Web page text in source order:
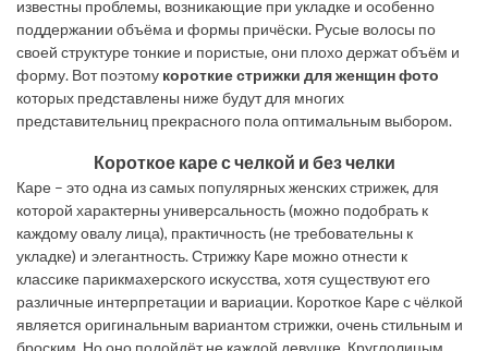
известны проблемы, возникающие при укладке и особенно
поддержании объёма и формы причёски. Русые волосы по
своей структуре тонкие и пористые, они плохо держат объём и
форму. Вот поэтому короткие стрижки для женщин фото
которых представлены ниже будут для многих
представительниц прекрасного пола оптимальным выбором.
Короткое каре с челкой и без челки
Каре – это одна из самых популярных женских стрижек, для
которой характерны универсальность (можно подобрать к
каждому овалу лица), практичность (не требовательны к
укладке) и элегантность. Стрижку Каре можно отнести к
классике парикмахерского искусства, хотя существуют его
различные интерпретации и вариации. Короткое Каре с чёлкой
является оригинальным вариантом стрижки, очень стильным и
броским. Но оно подойдёт не каждой девушке. Круглолицым